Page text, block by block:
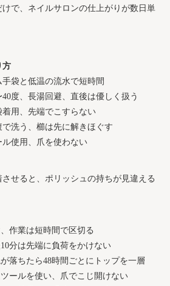
で、ネイルサロンの仕上がりが数日単
方
手袋と低温の流水で短時間
40度、長湯回避、直後は優しく扱う
着用、先端でこすらない
で洗う、櫛は先に解きほぐす
ル使用、爪を使わない
せると、ポリッシュの持ちが見違える
作業は短時間で区切る
分は先端に負荷をかけない
落ちたら48時間ごとにトップを一層
ールを使い、爪でこじ開けない